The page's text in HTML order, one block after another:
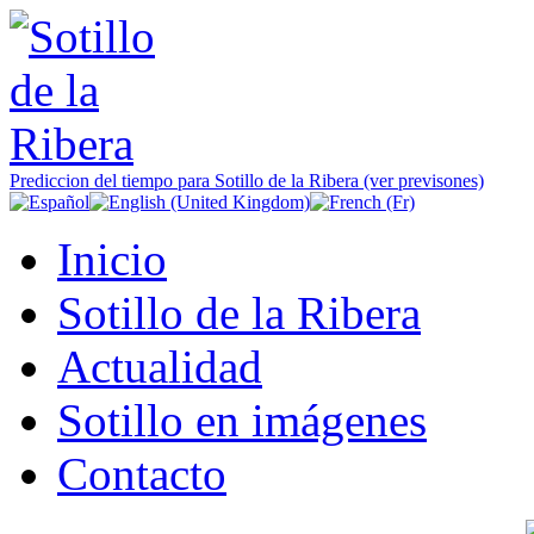
Prediccion del tiempo para Sotillo de la Ribera (ver previsones)
Inicio
Sotillo de la Ribera
Actualidad
Sotillo en imágenes
Contacto